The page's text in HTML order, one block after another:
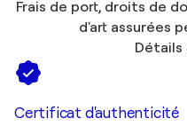
Frais de port, droits de
d'art assurées
Détails
Certificat d'authenticité